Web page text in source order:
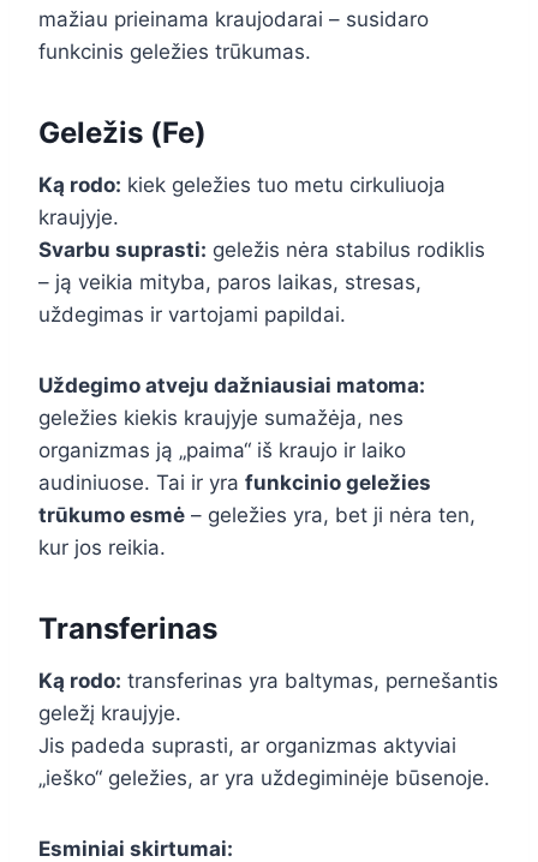
mažiau prieinama kraujodarai – susidaro
funkcinis geležies trūkumas.
Geležis (Fe)
Ką rodo: kiek geležies tuo metu cirkuliuoja
kraujyje.
Svarbu suprasti: geležis nėra stabilus rodiklis
– ją veikia mityba, paros laikas, stresas,
uždegimas ir vartojami papildai.
Uždegimo atveju dažniausiai matoma:
geležies kiekis kraujyje sumažėja, nes
organizmas ją „paima“ iš kraujo ir laiko
audiniuose. Tai ir yra funkcinio geležies
trūkumo esmė – geležies yra, bet ji nėra ten,
kur jos reikia.
Transferinas
Ką rodo: transferinas yra baltymas, pernešantis
geležį kraujyje.
Jis padeda suprasti, ar organizmas aktyviai
„ieško“ geležies, ar yra uždegiminėje būsenoje.
Esminiai skirtumai: